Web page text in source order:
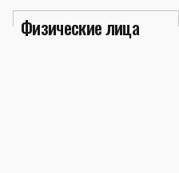
Физические лица